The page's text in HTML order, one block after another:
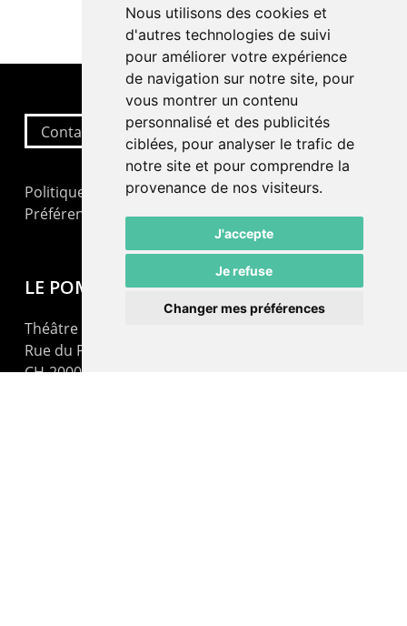
Nous utilisons des cookies et
d'autres technologies de suivi
pour améliorer votre expérience
de navigation sur notre site, pour
vous montrer un contenu
personnalisé et des publicités
ciblées, pour analyser le trafic de
notre site et pour comprendre la
provenance de nos visiteurs.
J'accepte
Je refuse
Changer mes préférences
Contactez-nous
Politique de confidentialité
Préférences cookies
LE POMMIER
Théâtre – Centre Culturel Neuchâtelois
Rue du Pommier 9
CH-2000 Neuchâtel